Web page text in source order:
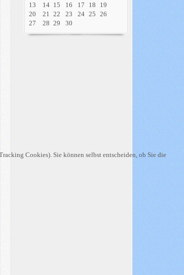
13
14 15 16 17 18
19
20
21 22 23 24 25 26
27
28 29 30
Cookies). Sie können selbst entscheiden, ob Sie die